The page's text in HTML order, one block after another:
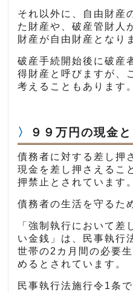
それ以外に、自由財産
た財産や、破産管財人
財産が自由財産となり
破産手続開始後に破産
得財産と呼びますが、
考えることもあります。
９９万円の現金
債務者に対する差し押
現金を差し押さえるこ
押禁止とされています。
債務者の生活を守るた
「強制執行において差
い金銭」は、民事執行
世帯の2カ月間の必要
めるとされています。
民事執行法施行令1条